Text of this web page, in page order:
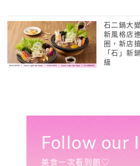
石二鍋大
新風格店
圈，新店
「石」新
級
Follow our
美食一次看到飽♡